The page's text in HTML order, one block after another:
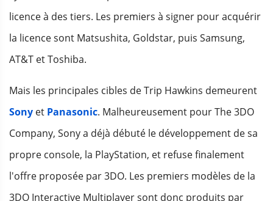
licence à des tiers. Les premiers à signer pour acquérir
la licence sont Matsushita, Goldstar, puis Samsung,
AT&T et Toshiba.
Mais les principales cibles de Trip Hawkins demeurent
Sony et Panasonic. Malheureusement pour The 3DO
Company, Sony a déjà débuté le développement de sa
propre console, la PlayStation, et refuse finalement
l'offre proposée par 3DO. Les premiers modèles de la
3DO Interactive Multiplayer sont donc produits par